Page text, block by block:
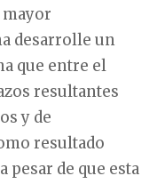
desarrolle un
que entre el
resultantes
y de
resultado
pesar de que esta